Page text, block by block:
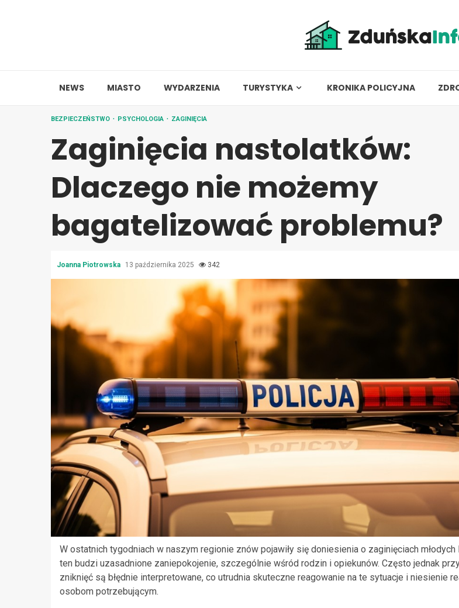
NEWS MIASTO WYDARZENIA TURYSTYKA KRONIKA POLICYJNA
BEZPIECZEŃSTWO PSYCHOLOGIA ZAGINIĘCIA
Zaginięcia nastolatków:
Dlaczego nie możemy
bagatelizować problemu?
Joanna Piotrowska 13 października 2025 342
W ostatnich tygodniach w naszym regionie znów pojawiły się doniesienia o zaginięciach młodych
ten budzi uzasadnione zaniepokojenie, szczególnie wśród rodzin i opiekunów. Często jednak
zniknięć są błędnie interpretowane, co utrudnia skuteczne reagowanie na te sytuacje i niesienie
osobom potrzebującym.